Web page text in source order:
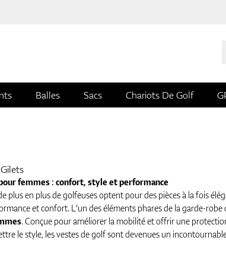
Balles Sacs Chariots De Golf
Gilets
femmes : confort, style et performance
plus en plus de golfeuses optent pour des pièces à la fois
et confort. L'un des éléments phares de la garde-robe
. Conçue pour améliorer la mobilité et offrir une
le style, les vestes de golf sont devenues un